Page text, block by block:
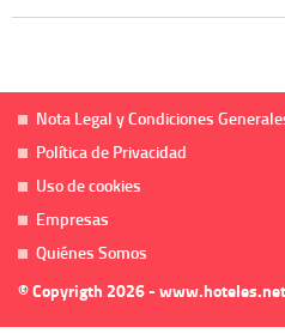
Nota Legal y Condiciones
Política de Privacidad
Uso de cookies
Empresas
Quiénes Somos
© Copyrigth 2026 - www.hoteles.net